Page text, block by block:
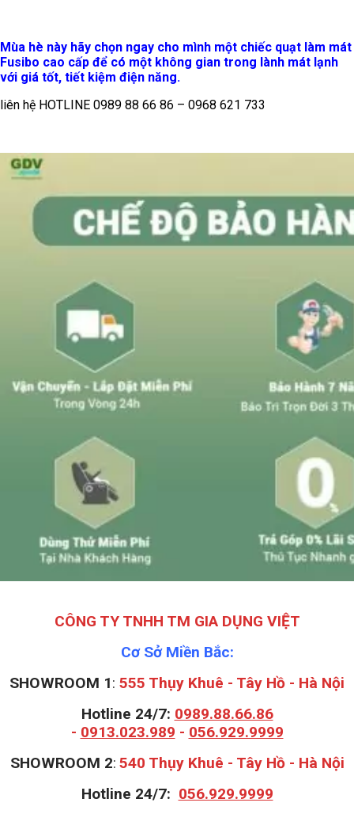
Mùa hè này hãy chọn ngay cho mình một chiếc quạt làm mát
Fusibo cao cấp để có một không gian trong lành mát lạnh
với giá tốt, tiết kiệm điện năng.
liên hệ HOTLINE 0989 88 66 86 – 0968 621 733
CÔNG TY TNHH TM GIA DỤNG VIỆT
Cơ Sở Miền Bắc:
SHOWROOM 1: 555 Thụy Khuê - Tây Hồ - Hà Nội
Hotline 24/7: 0989.88.66.86
- 0913.023.989 - 056.929.9999
SHOWROOM 2: 540 Thụy Khuê - Tây Hồ - Hà Nội
Hotline 24/7: 056.929.9999